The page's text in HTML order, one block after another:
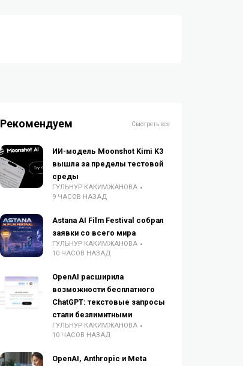
Рекомендуем Смотреть все
ИИ-модель Moonshot Kimi K3
вышла за пределы тестовой
среды
ГУЛЬНУР КАКИМЖАНОВА
9 ЧАСОВ НАЗАД
Astana AI Film Festival собрал
заявки со всего мира
ГУЛЬНУР КАКИМЖАНОВА
10 ЧАСОВ НАЗАД
OpenAI расширила
возможности бесплатного
ChatGPT: текстовые запросы
стали безлимитными
ГУЛЬНУР КАКИМЖАНОВА
10 ЧАСОВ НАЗАД
OpenAI, Anthropic и Meta